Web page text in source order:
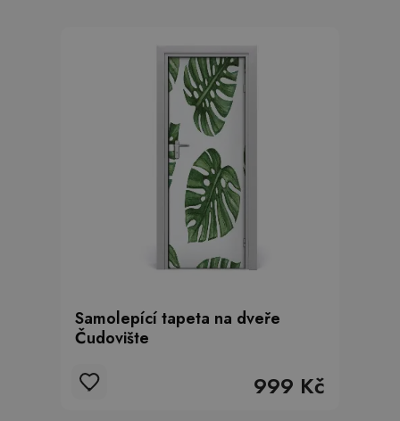
Samolepící tapeta na dveře
Čudovište
999 Kč